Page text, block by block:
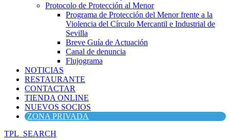
Protocolo de Protección al Menor
Programa de Protección del Menor frente a la
Violencia del Círculo Mercantil e Industrial de
Sevilla
Breve Guía de Actuación
Canal de denuncia
Flujograma
NOTICIAS
RESTAURANTE
CONTACTAR
TIENDA ONLINE
NUEVOS SOCIOS
ZONA PRIVADA
TPL_SEARCH